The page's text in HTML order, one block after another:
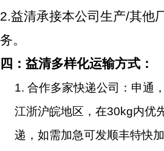
2.益清承接本公司生产/其他
务。
四：益清多样化运输方式：
1. 合作多家快递公司：申通
江浙沪皖地区，在30kg内优
递，如需加急可发顺丰特快